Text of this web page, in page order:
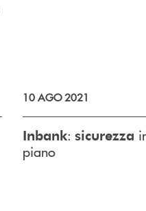
10 AGO 2021
Inbank: sicurezza
piano